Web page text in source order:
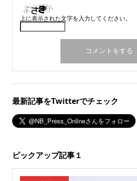
上に表示された文字を入力してください。
最新記事をTwitterでチェック
ピックアップ記事１